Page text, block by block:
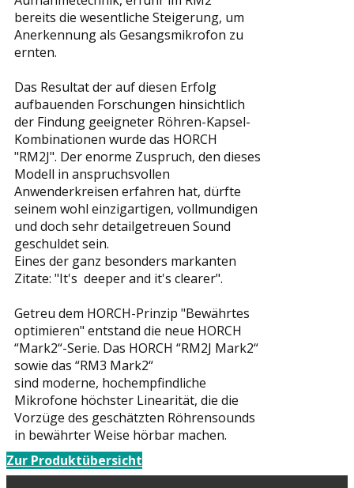
bereits die wesentliche Steigerung, um
Anerkennung als Gesangsmikrofon zu
ernten.
Das Resultat der auf diesen Erfolg
aufbauenden Forschungen hinsichtlich
der Findung geeigneter Röhren-Kapsel-
Kombinationen wurde das HORCH
"RM2J". Der enorme Zuspruch, den dieses
Modell in anspruchsvollen
Anwenderkreisen erfahren hat, dürfte
seinem wohl einzigartigen, vollmundigen
und doch sehr detailgetreuen Sound
geschuldet sein.
Eines der ganz besonders markanten
Zitate: "It's deeper and it's clearer".
Getreu dem HORCH-Prinzip "Bewährtes
optimieren" entstand die neue HORCH
“Mark2“-Serie. Das HORCH “RM2J Mark2“
sowie das “RM3 Mark2“
sind moderne, hochempfindliche
Mikrofone höchster Linearität, die die
Vorzüge des geschätzten Röhrensounds
in bewährter Weise hörbar machen.
Zur Produktübersicht